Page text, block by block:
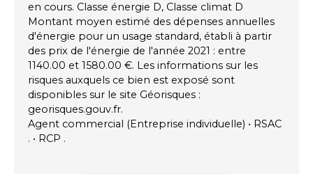
en cours. Classe énergie D, Classe climat D
Montant moyen estimé des dépenses annuelles
d'énergie pour un usage standard, établi à partir
des prix de l'énergie de l'année 2021 : entre
1140.00 et 1580.00 €. Les informations sur les
risques auxquels ce bien est exposé sont
disponibles sur le site Géorisques :
georisques.gouv.fr.
Agent commercial (Entreprise individuelle) • RSAC
. • RCP .